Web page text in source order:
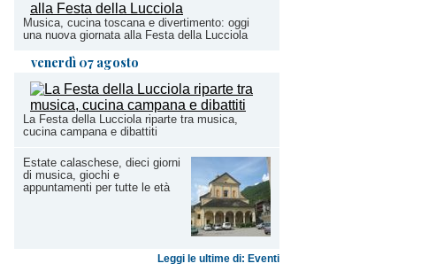
Musica, cucina toscana e divertimento: oggi
una nuova giornata alla Festa della Lucciola
venerdì 07 agosto
La Festa della Lucciola riparte tra musica,
cucina campana e dibattiti
Estate calaschese, dieci giorni
di musica, giochi e
appuntamenti per tutte le età
Leggi le ultime di: Eventi